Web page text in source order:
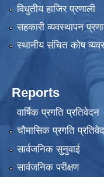
विधुतीय हाजिर प्रणाली
सहकारी व्यवस्थापन
स्थानीय संचित कोष
Reports
वार्षिक प्रगति प्रतिवेदन
चौमासिक प्रगति
सार्वजनिक सुनुवाई
सार्वजनिक परीक्षण